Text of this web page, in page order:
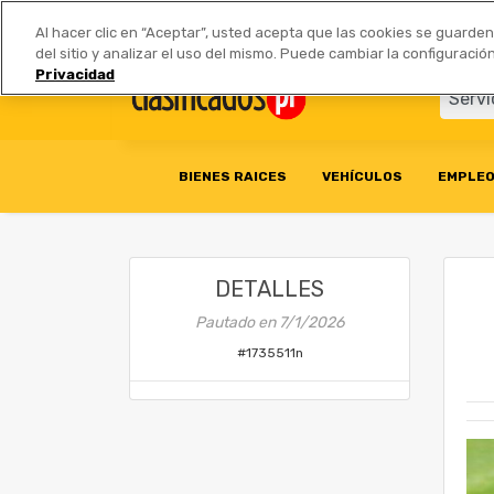
Anúnciate | Tarifas Socios
BIENES RAICES VEHÍCULOS
DETALLES
Pautado en 7/1/2026
#1735511n
Al hacer clic en “Aceptar”, usted acepta que las cookies se
del sitio y analizar el uso del mismo. Puede cambiar la
Privacidad